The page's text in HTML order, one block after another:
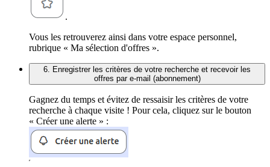
.
Vous les retrouverez ainsi dans votre espace personnel,
rubrique « Ma sélection d'offres ».
6. Enregistrer les critères de votre recherche et recevoir les
offres par e-mail (abonnement)
Gagnez du temps et évitez de ressaisir les critères de votre
recherche à chaque visite ! Pour cela, cliquez sur le bouton
« Créer une alerte » :